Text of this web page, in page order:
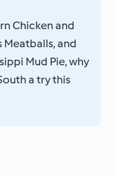
Chicken and
Meatballs, and
Mud Pie, why
a try this